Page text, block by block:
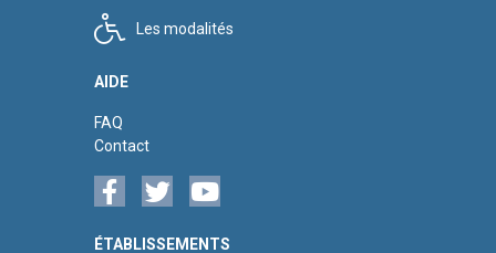
Les modalités
AIDE
FAQ
Contact
ÉTABLISSEMENTS